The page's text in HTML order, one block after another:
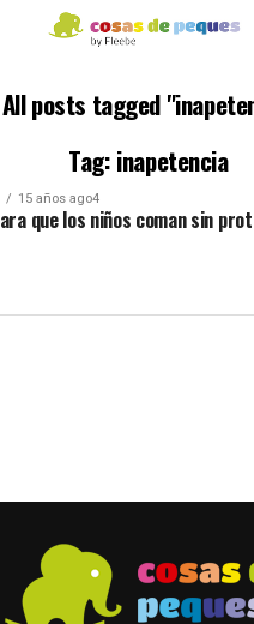
All posts tagged
Tag: inapetencia
15 años ago4
que los niños coman sin